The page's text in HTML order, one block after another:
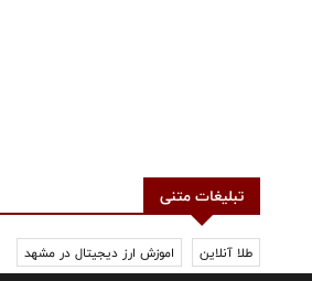
تبلیغات متنی
طلا آنلاین اموزش ارز دیجیتال در مشهد